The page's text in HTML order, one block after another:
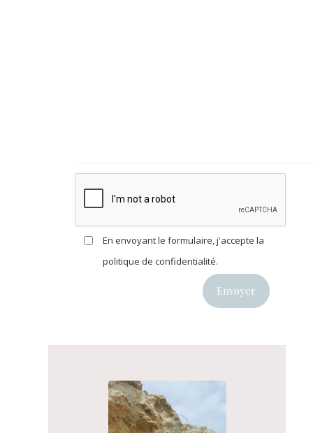
En envoyant le formulaire, j'accepte la
politique de confidentialité.